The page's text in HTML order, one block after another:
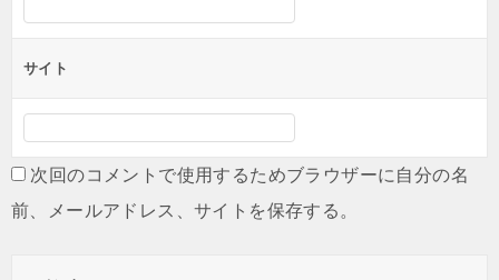
サイト
次回のコメントで使用するためブラウザーに自分の名
前、メールアドレス、サイトを保存する。